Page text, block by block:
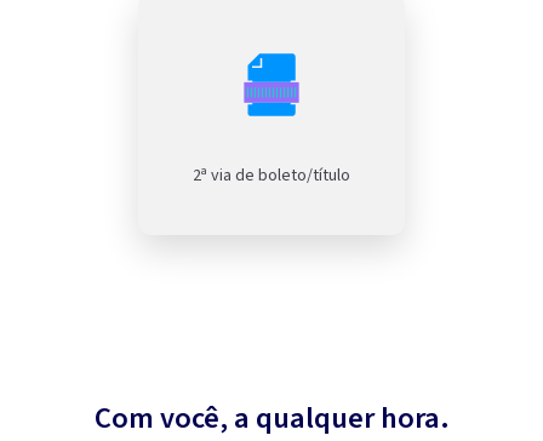
2ª via de boleto/título
Com você, a qualquer hora.